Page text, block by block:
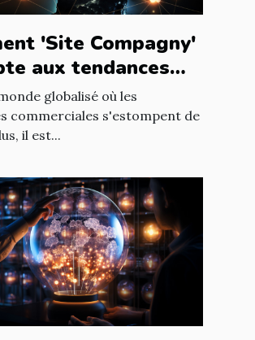
'Site Compagny'
aux tendances
du marché
globalisé où les
commerciales s'estompent de
il est...